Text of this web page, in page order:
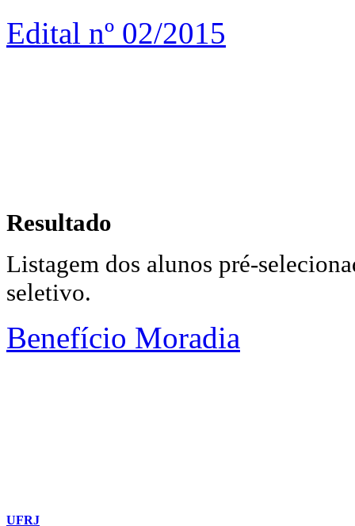
Edital nº 02/2015
Resultado
Listagem dos alunos pré-
seletivo.
Benefício Moradia
UFRJ